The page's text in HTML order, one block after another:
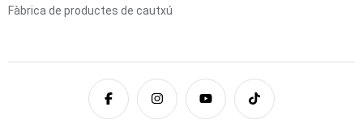
Fàbrica de productes de cautxú